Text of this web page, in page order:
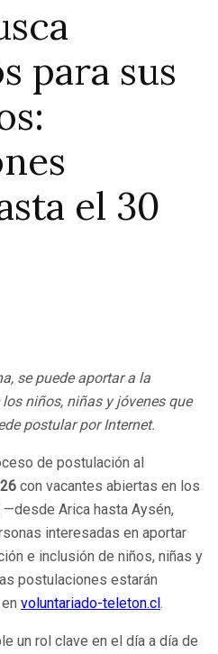
para sus
el 30
se puede aportar a la
niños, niñas y jóvenes que
postular por Internet.
de postulación al
con vacantes abiertas en los
Arica hasta Aysén,
interesadas en aportar
e inclusión de niños, niñas y
postulaciones estarán
en voluntariado-teleton.cl.
un rol clave en el día a día de